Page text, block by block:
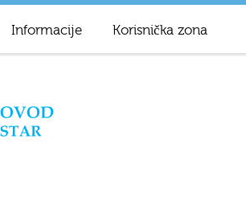
Informacije Korisnička zona